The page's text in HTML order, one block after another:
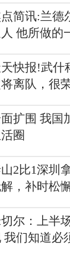
简讯:兰德
他所做的
快报!武什
离队，很
扩围 我国
圈
2比1深圳
，补时松
尔：上半
我们知道必